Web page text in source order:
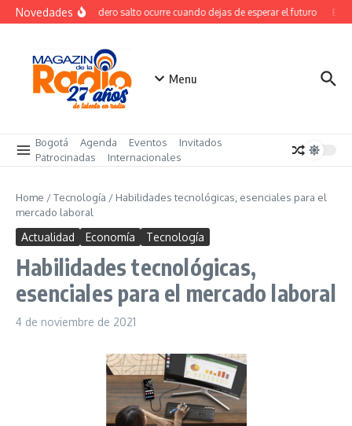
Saltar al contenido
NovedadesEl verdadero salto ocurre cuando dejas de esperar el futuro El
Menu
Bogotá Agenda Eventos
Invitados
Patrocinadas
Internacionales
Home /Tecnología / Habilidades tecnológicas, esenciales para el
mercado laboral
Actualidad Economía Tecnología
Habilidades tecnológicas,
esenciales para el mercado laboral
4 de noviembre de 2021